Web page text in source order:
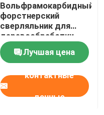
Вольфрамокарбидный
форстнерский
сверляльник для
деревообработки
Лучшая цена
контактные
данные